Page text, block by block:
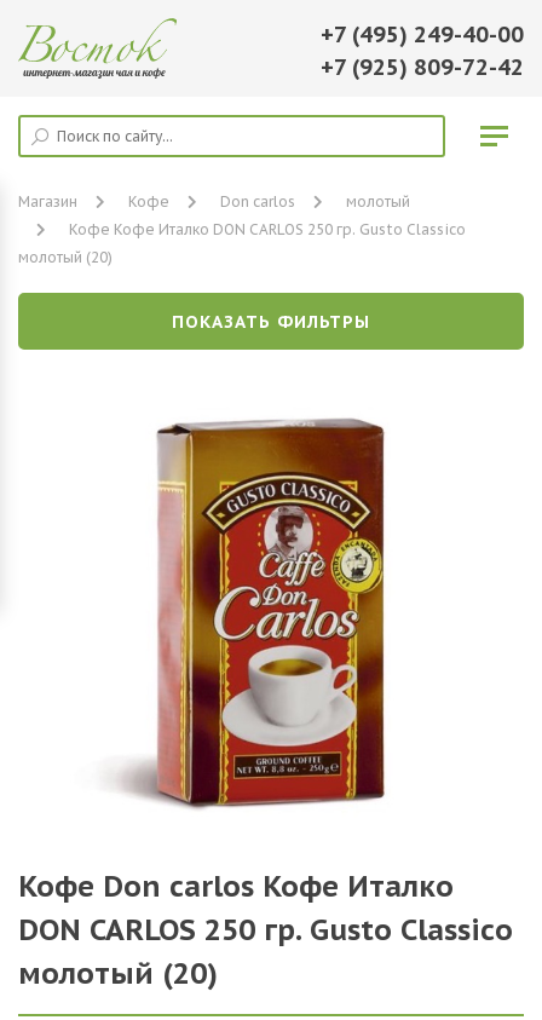
+7 (495) 249-40-00
+7 (925) 809-72-42
Магазин Кофе Don carlos
молотый
Кофе Кофе Италко DON CARLOS 250 гр. Gusto Classico
молотый (20)
ПОКАЗАТЬ ФИЛЬТРЫ
Кофе Don carlos Кофе Италко
DON CARLOS 250 гр. Gusto Classico
молотый (20)